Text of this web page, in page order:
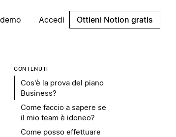
Accedi Ottieni Notion gratis
CONTENUTI
Cos'è la prova del piano
Business?
Come faccio a sapere se
il mio team è idoneo?
Come posso effettuare